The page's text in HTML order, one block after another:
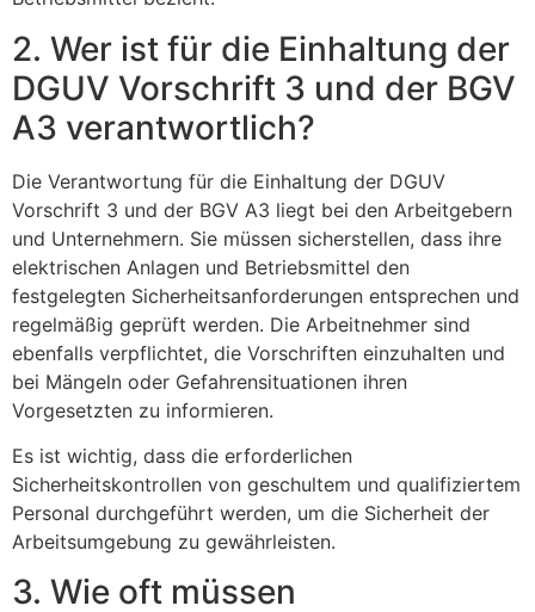
2. Wer ist für die Einhaltung der
DGUV Vorschrift 3 und der BGV
A3 verantwortlich?
Die Verantwortung für die Einhaltung der DGUV
Vorschrift 3 und der BGV A3 liegt bei den Arbeitgebern
und Unternehmern. Sie müssen sicherstellen, dass ihre
elektrischen Anlagen und Betriebsmittel den
festgelegten Sicherheitsanforderungen entsprechen und
regelmäßig geprüft werden. Die Arbeitnehmer sind
ebenfalls verpflichtet, die Vorschriften einzuhalten und
bei Mängeln oder Gefahrensituationen ihren
Vorgesetzten zu informieren.
Es ist wichtig, dass die erforderlichen
Sicherheitskontrollen von geschultem und qualifiziertem
Personal durchgeführt werden, um die Sicherheit der
Arbeitsumgebung zu gewährleisten.
3. Wie oft müssen